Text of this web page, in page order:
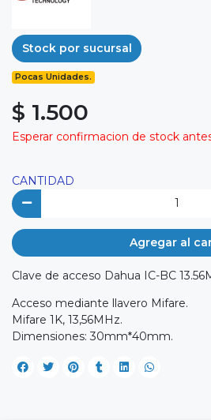
Stock por sucursal
Pocas Unidades.
$ 1.500
Esperar confirmacion de stock
CANTIDAD
Agregar al
Clave de acceso Dahua IC-BC
Acceso mediante llavero Mifare.
Mifare 1K, 13,56MHz.
Dimensiones: 30mm*40mm.